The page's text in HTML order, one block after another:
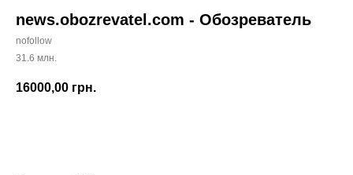
news.obozrevatel.com - Обозреватель
nofollow
31.6 млн.
16000,00 грн.